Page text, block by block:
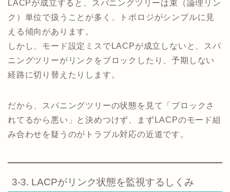
LACPが成立すると、スパニングツリーは束（論理リン
ク）単位で扱うことが多く、トポロジがシンプルに見
える傾向があります。
しかし、モード設定ミスでLACPが成立しないと、スパ
ニングツリーがリンクをブロックしたり、予期しない
経路に切り替えたりします。
だから、スパニングツリーの状態を見て「ブロックさ
れてるから悪い」と決めつけず、まずLACPのモード組
み合わせを疑うのがトラブル対応の近道です。
3-3. LACPがリンク状態を監視するしくみ